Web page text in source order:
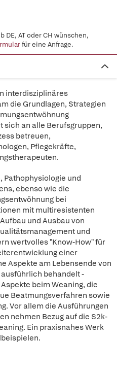
DE, AT oder CH wünschen,
für eine Anfrage.
interdisziplinäres
die Grundlagen, Strategien
sich an alle Berufsgruppen,
betreuen,
Pflegekräfte,
Pathophysiologie und
ebenso wie die
bei
mit multiresistenten
und Ausbau von
und
wertvolles "Know-How" für
einer
Aspekte am Lebensende von
behandelt -
beim Weaning, die
Beatmungsverfahren sowie
Vor allem die Ausführungen
nehmen Bezug auf die S2k-
Ein praxisnahes Werk